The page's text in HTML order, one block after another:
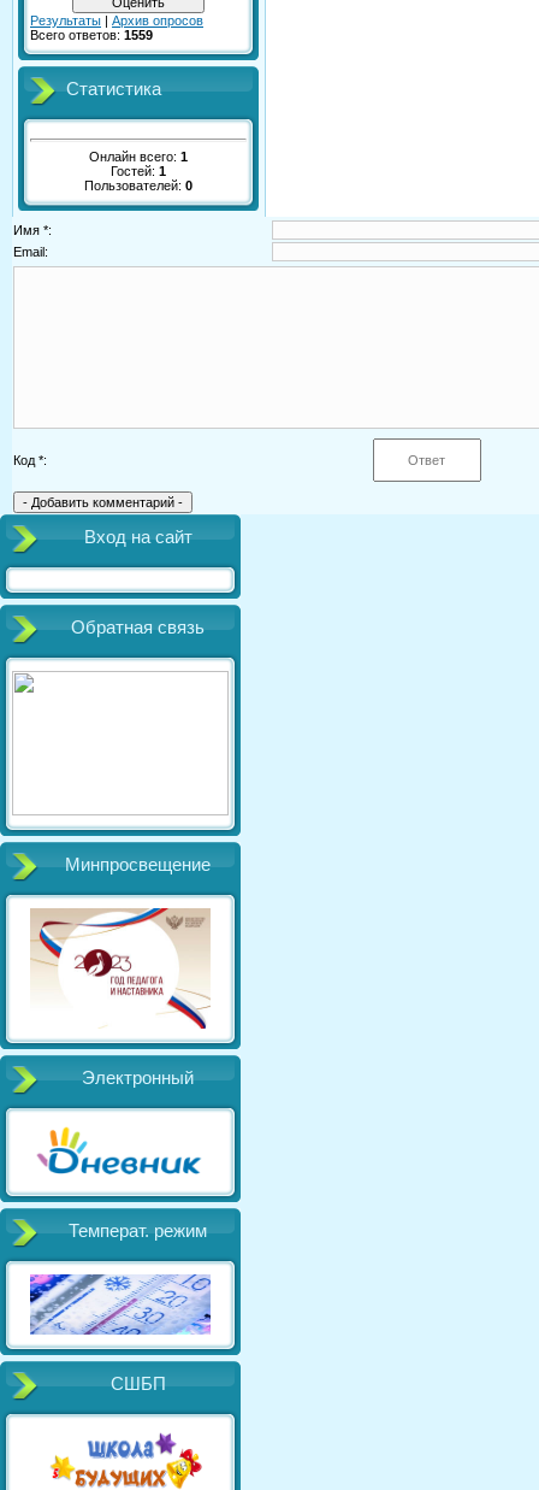
Результаты | Архив опросов
Всего ответов: 1559
Статистика
Онлайн всего: 1
Гостей: 1
Пользователей: 0
Имя *:
Email:
Код *:
Вход на сайт
Обратная связь
Минпросвещение
Электронный
Температ. режим
СШБП